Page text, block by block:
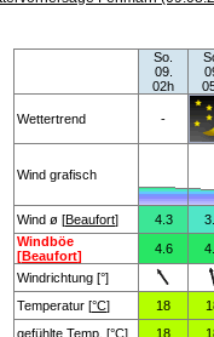
So.
09.
02h
Wettertrend -
Wind grafisch
Wind ø [Beaufort] 4.3
Windböe
[Beaufort] 4.6
Windrichtung [°]
Temperatur [°C] 18
gefühlte Temp. [°C] 18